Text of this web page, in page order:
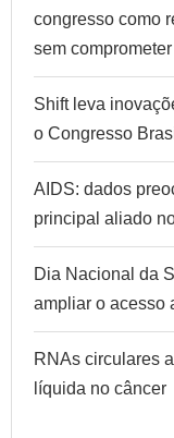
congresso como
sem
Shift leva
o Congresso
AIDS: dados
principal aliado
Dia Nacional da
ampliar o acesso
RNAs circulares
líquida no câncer